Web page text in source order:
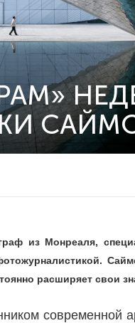
из Монреаля,
расширяет свои
современной